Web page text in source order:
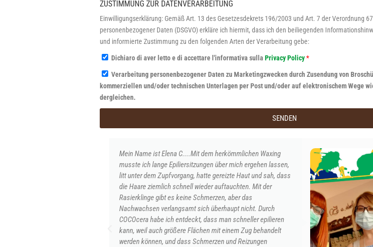
ZUSTIMMUNG ZUR DATENVERARBEITUNG
Einwilligungserklärung: Gemäß Art. 13 des Gesetzesdekrets 196/2003 und Art. 7 der Verordnung
personenbezogener Daten (DSGVO) erkläre ich hiermit, dass ich den beiliegenden
und informierte Zustimmung zu den folgenden Arten der Verarbeitung gebe:
Dichiaro di aver letto e di accettare l'informativa sulla Privacy Policy*
Verarbeitung personenbezogener Daten zu Marketingzwecken durch Zusendung von
kommerziellen und/oder technischen Unterlagen per Post und/oder auf elektronischem Wege
dergleichen.
SENDEN
Mein Name ist Elena C....Mit dem herkömmlichen Waxing
musste ich lange Epiliersitzungen über mich ergehen lassen,
litt unter dem Zupfvorgang, hatte gereizte Haut und sah, dass
die Haare ziemlich schnell wieder auftauchten. Mit der
Rasierklinge gibt es keine Schmerzen, aber das
Nachwachsen verlangsamt sich überhaupt nicht. Durch
COCOcera habe ich entdeckt, dass man schneller epilieren
kann, weil auch größere Flächen mit einem Zug behandelt
werden können, und dass Schmerzen und Reizungen